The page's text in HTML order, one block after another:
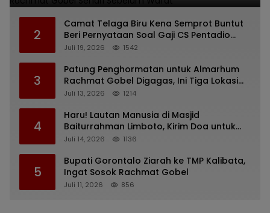
2
Camat Telaga Biru Kena Semprot Buntut
Beri Pernyataan Soal Gaji CS Pentadio
Barat yang Nunggak
Juli 19, 2026 1542
3
Patung Penghormatan untuk Almarhum
Rachmat Gobel Digagas, Ini Tiga Lokasi
yang Diusulkan
Juli 13, 2026 1214
4
Haru! Lautan Manusia di Masjid
Baiturrahman Limboto, Kirim Doa untuk
Almarhum Rachmat Gobel
Juli 14, 2026 1136
5
Bupati Gorontalo Ziarah ke TMP Kalibata,
Ingat Sosok Rachmat Gobel
Juli 11, 2026 856